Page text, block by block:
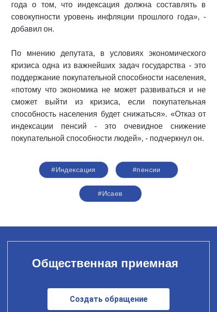
года о том, что индексация должна составлять в
совокупности уровень инфляции прошлого года», -
добавил он.
По мнению депутата, в условиях экономического
кризиса одна из важнейших задач государства - это
поддержание покупательной способности населения,
«потому что экономика не может развиваться и не
сможет выйти из кризиса, если покупательная
способность населения будет снижаться». «Отказ от
индексации пенсий - это очевидное снижение
покупательной способности людей», - подчеркнул он.
#Индексация #пенсии
#Исаев
Общественная приемная
Создать обращение